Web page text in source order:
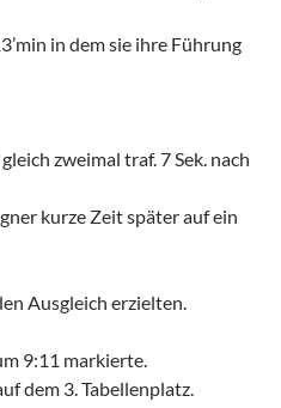
in dem sie ihre Führung
zweimal traf. 7 Sek. nach
kurze Zeit später auf ein
Ausgleich erzielten.
9:11 markierte.
dem 3. Tabellenplatz.